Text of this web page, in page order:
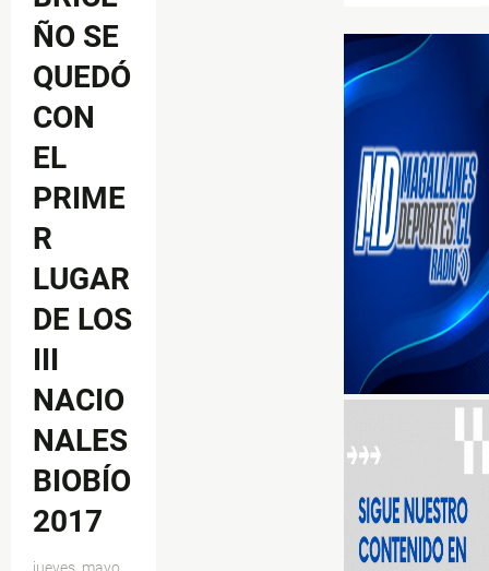
ÑO SE
QUEDÓ
CON
EL
PRIME
R
LUGAR
DE LOS
III
NACIO
NALES
BIOBÍO
2017